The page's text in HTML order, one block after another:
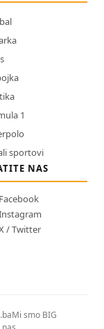
1
sportovi
NAS
Facebook
/ Twitter
Mi smo BIG